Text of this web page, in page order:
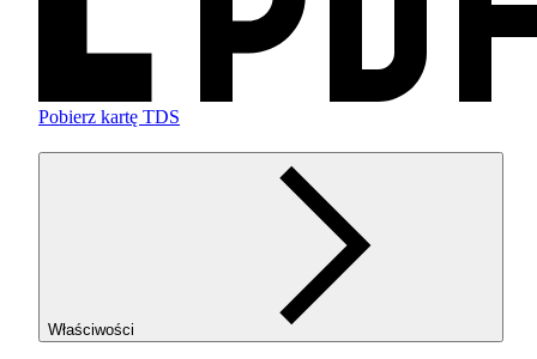
Pobierz kartę TDS
Właściwości